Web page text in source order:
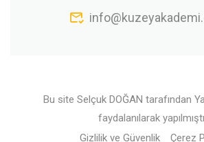
Bu site Selçuk DOĞAN tarafından
faydalanılarak
Gizlilik ve Güvenlik
Çerez